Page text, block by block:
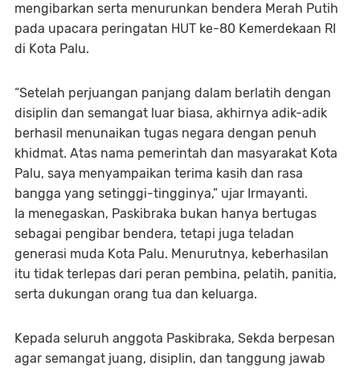
mengibarkan serta menurunkan bendera Merah Putih
pada upacara peringatan HUT ke-80 Kemerdekaan RI
di Kota Palu.
“Setelah perjuangan panjang dalam berlatih dengan
disiplin dan semangat luar biasa, akhirnya adik-adik
berhasil menunaikan tugas negara dengan penuh
khidmat. Atas nama pemerintah dan masyarakat Kota
Palu, saya menyampaikan terima kasih dan rasa
bangga yang setinggi-tingginya,” ujar Irmayanti.
Ia menegaskan, Paskibraka bukan hanya bertugas
sebagai pengibar bendera, tetapi juga teladan
generasi muda Kota Palu. Menurutnya, keberhasilan
itu tidak terlepas dari peran pembina, pelatih, panitia,
serta dukungan orang tua dan keluarga.
Kepada seluruh anggota Paskibraka, Sekda berpesan
agar semangat juang, disiplin, dan tanggung jawab